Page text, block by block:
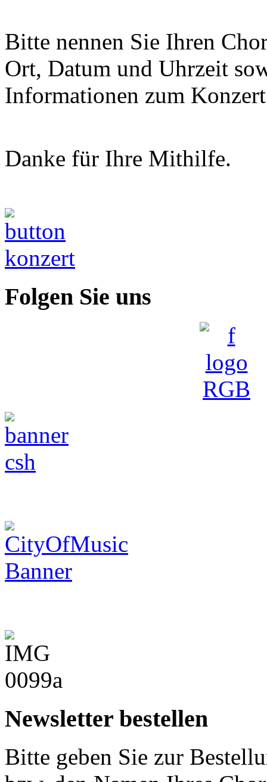
Bitte nennen Sie Ihren
Ort, Datum und Uhrzeit
Informationen zum
Danke für Ihre Mithilfe.
Folgen Sie uns
Newsletter bestellen
Bitte geben Sie zur